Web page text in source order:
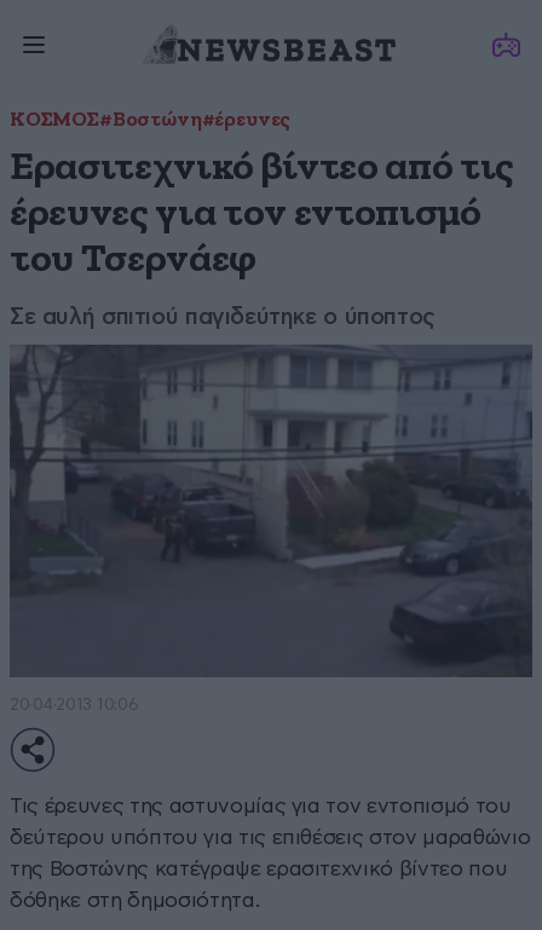
ΚΟΣΜΟΣ#Βοστώνη#έρευνες
Ερασιτεχνικό βίντεο από τις
έρευνες για τον εντοπισμό
του Τσερνάεφ
Σε αυλή σπιτιού παγιδεύτηκε ο ύποπτος
20·04·2013 10:06
Τις έρευνες της αστυνομίας για τον εντοπισμό του
δεύτερου υπόπτου για τις επιθέσεις στον μαραθώνιο
της Βοστώνης κατέγραψε ερασιτεχνικό βίντεο που
δόθηκε στη δημοσιότητα.